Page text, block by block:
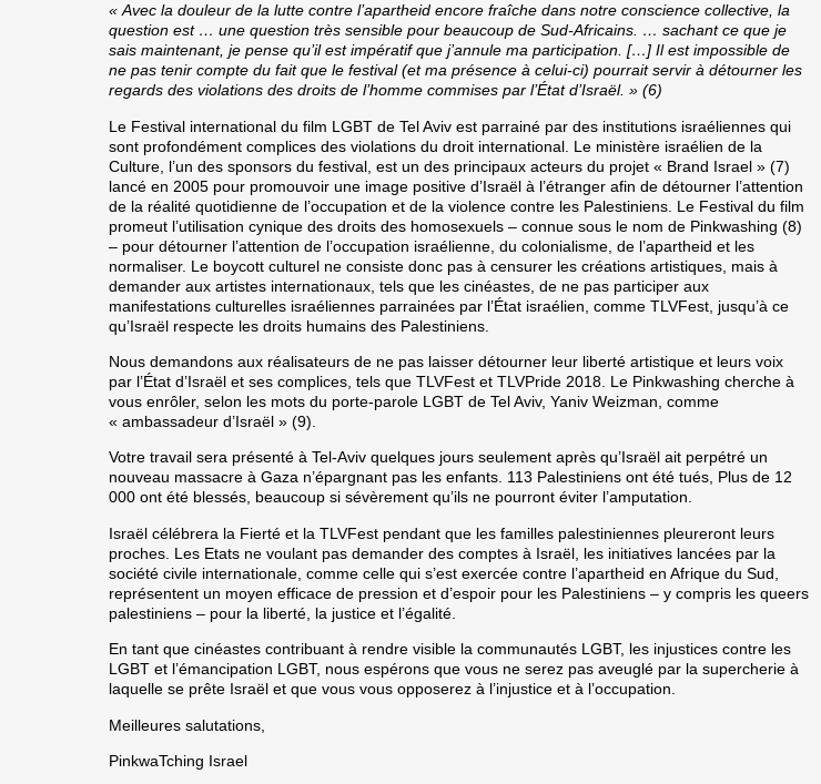
« Avec la douleur de la lutte contre l’apartheid encore fraîche dans notre conscience collective, la
question est … une question très sensible pour beaucoup de Sud-Africains. … sachant ce que je
sais maintenant, je pense qu’il est impératif que j’annule ma participation. […] Il est impossible de
ne pas tenir compte du fait que le festival (et ma présence à celui-ci) pourrait servir à détourner les
regards des violations des droits de l’homme commises par l’État d’Israël. » (6)
Le Festival international du film LGBT de Tel Aviv est parrainé par des institutions israéliennes qui
sont profondément complices des violations du droit international. Le ministère israélien de la
Culture, l’un des sponsors du festival, est un des principaux acteurs du projet « Brand Israel » (7)
lancé en 2005 pour promouvoir une image positive d’Israël à l’étranger afin de détourner l’attention
de la réalité quotidienne de l’occupation et de la violence contre les Palestiniens. Le Festival du film
promeut l’utilisation cynique des droits des homosexuels – connue sous le nom de Pinkwashing (8)
– pour détourner l’attention de l’occupation israélienne, du colonialisme, de l’apartheid et les
normaliser. Le boycott culturel ne consiste donc pas à censurer les créations artistiques, mais à
demander aux artistes internationaux, tels que les cinéastes, de ne pas participer aux
manifestations culturelles israéliennes parrainées par l’État israélien, comme TLVFest, jusqu’à ce
qu’Israël respecte les droits humains des Palestiniens.
Nous demandons aux réalisateurs de ne pas laisser détourner leur liberté artistique et leurs voix
par l’État d’Israël et ses complices, tels que TLVFest et TLVPride 2018. Le Pinkwashing cherche à
vous enrôler, selon les mots du porte-parole LGBT de Tel Aviv, Yaniv Weizman, comme
« ambassadeur d’Israël » (9).
Votre travail sera présenté à Tel-Aviv quelques jours seulement après qu’Israël ait perpétré un
nouveau massacre à Gaza n’épargnant pas les enfants. 113 Palestiniens ont été tués, Plus de 12
000 ont été blessés, beaucoup si sévèrement qu’ils ne pourront éviter l’amputation.
Israël célébrera la Fierté et la TLVFest pendant que les familles palestiniennes pleureront leurs
proches. Les Etats ne voulant pas demander des comptes à Israël, les initiatives lancées par la
société civile internationale, comme celle qui s’est exercée contre l’apartheid en Afrique du Sud,
représentent un moyen efficace de pression et d’espoir pour les Palestiniens – y compris les queers
palestiniens – pour la liberté, la justice et l’égalité.
En tant que cinéastes contribuant à rendre visible la communautés LGBT, les injustices contre les
LGBT et l’émancipation LGBT, nous espérons que vous ne serez pas aveuglé par la supercherie à
laquelle se prête Israël et que vous vous opposerez à l’injustice et à l’occupation.
Meilleures salutations,
PinkwaTching Israel